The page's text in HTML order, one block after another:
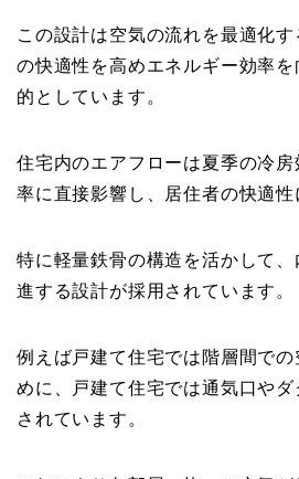
この設計は空気の流れを最適化
の快適性を高めエネルギー効率を
的としています。
住宅内のエアフローは夏季の冷
率に直接影響し、居住者の快適性
特に軽量鉄骨の構造を活かして
進する設計が採用されています。
例えば戸建て住宅では階層間で
めに、戸建て住宅では通気口や
されています。